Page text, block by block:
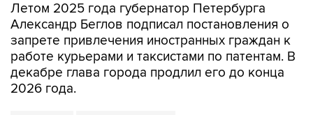
Летом 2025 года губернатор Петербурга
Александр Беглов подписал постановления о
запрете привлечения иностранных граждан к
работе курьерами и таксистами по патентам. В
декабре глава города продлил его до конца
2026 года.